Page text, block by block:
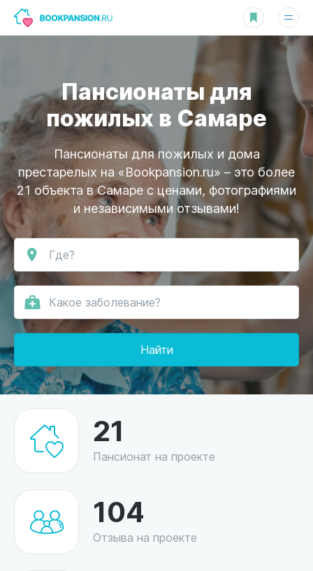
Пансионаты для
пожилых в Самаре
Пансионаты для пожилых и дома
престарелых на «Bookpansion.ru» – это более
21 объекта в Самаре с ценами, фотографиями
и независимыми отзывами!
Найти
21
Пансионат на проекте
104
Отзыва на проекте